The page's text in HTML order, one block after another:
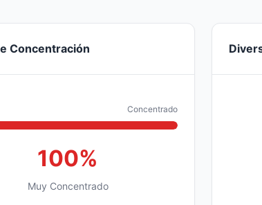
Concentración
Concentrado
100%
Muy Concentrado